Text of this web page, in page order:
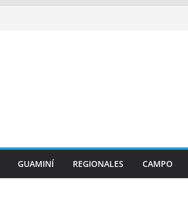
GUAMINÍ REGIONALES CAMPO